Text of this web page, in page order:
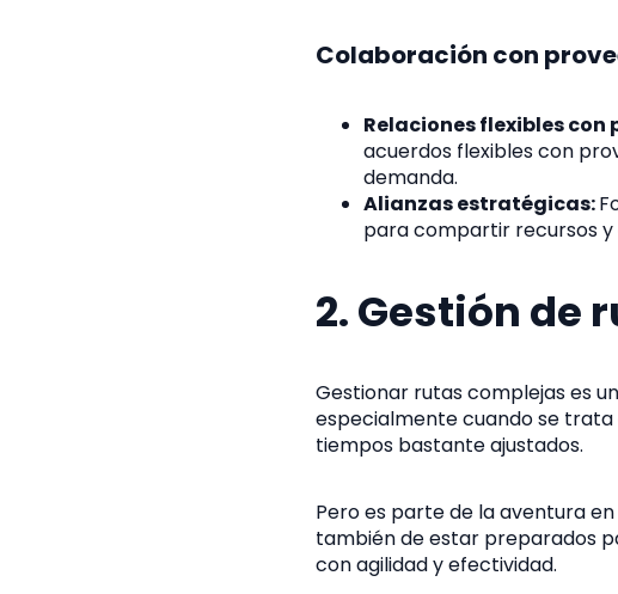
Colaboración con
Relaciones flexibles con
acuerdos flexibles con
demanda.
Alianzas estratégicas:
para compartir recursos
2. Gestión de
Gestionar rutas complejas es
especialmente cuando se
tiempos bastante ajustados.
Pero es parte de la aventura
también de estar preparados
con agilidad y efectividad.